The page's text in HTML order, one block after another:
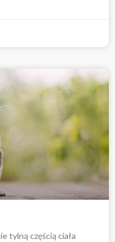
tylną częścią ciała